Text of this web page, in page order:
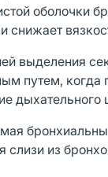
оболочки
выделения
путем, когда
дыхательного
слизи из